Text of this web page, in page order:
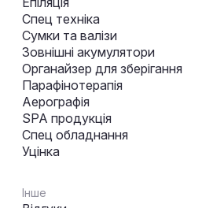
Спец техніка
Сумки та валізи
Зовнішні акумулятори
Органайзер для зберігання
Парафінотерапія
Аерографія
SPA продукція
Спец обладнання
Уцінка
Інше